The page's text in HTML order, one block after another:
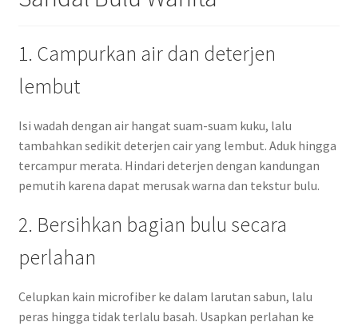
1. Campurkan air dan deterjen
lembut
Isi wadah dengan air hangat suam-suam kuku, lalu
tambahkan sedikit deterjen cair yang lembut. Aduk hingga
tercampur merata. Hindari deterjen dengan kandungan
pemutih karena dapat merusak warna dan tekstur bulu.
2. Bersihkan bagian bulu secara
perlahan
Celupkan kain microfiber ke dalam larutan sabun, lalu
peras hingga tidak terlalu basah. Usapkan perlahan ke